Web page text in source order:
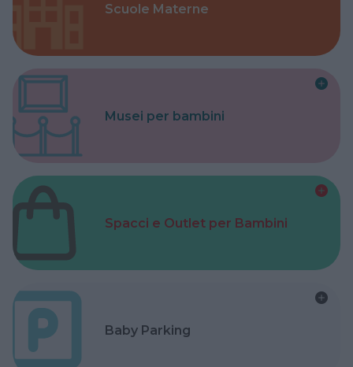
Scuole Materne
Musei per bambini
Spacci e Outlet per Bambini
Baby Parking